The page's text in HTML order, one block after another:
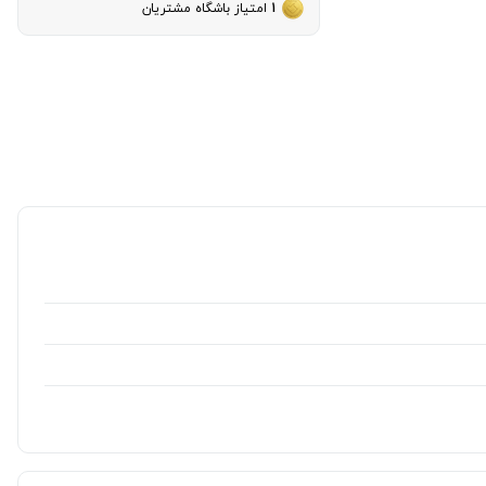
1 امتیاز باشگاه مشتریان